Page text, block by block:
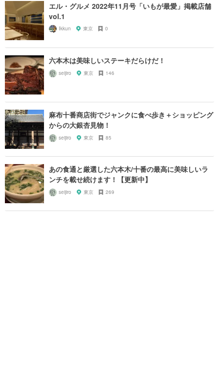
エル・グルメ 2022年11月号「いもが最愛」掲載店舗
vol.1
Ikkun 東京 0
六本木は美味しいステーキだらけだ！
seijiro 東京 146
麻布十番商店街でジャンクに食べ歩き＋ショッピング
からの大銀杏見物！
seijiro 東京 85
あの食通と厳選した六本木/十番の最高に美味しいラ
ンチを載せ続けます！【更新中】
seijiro 東京 269